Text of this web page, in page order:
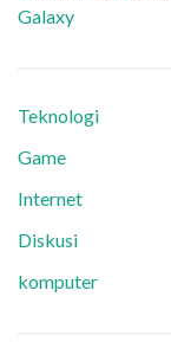
Galaxy
Teknologi
Game
Internet
Diskusi
komputer